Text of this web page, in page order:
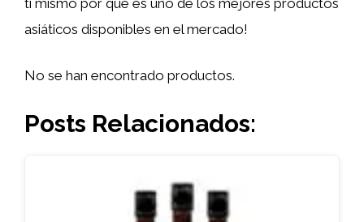
asiáticos disponibles en el mercado!
No se han encontrado productos.
Posts Relacionados: